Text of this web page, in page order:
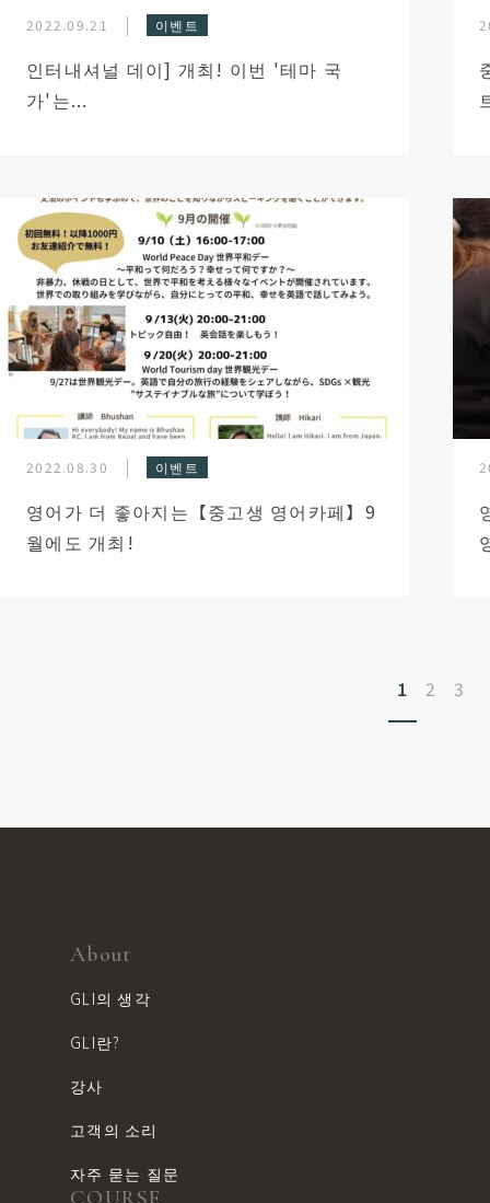
2022.09.21 이벤트
인터내셔널 데이] 개최! 이번 '테마 국
가'는...
2022.08.30 이벤트
영어가 더 좋아지는【중고생 영어카페】9
월에도 개최!
1 2 3
About
GLI의 생각
GLI란?
강사
고객의 소리
자주 묻는 질문